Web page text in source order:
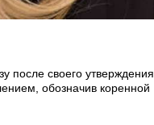
после своего утверждения
обозначив коренной